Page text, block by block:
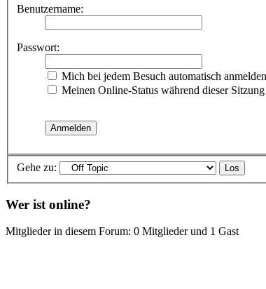
Benutzername:
Passwort:
Mich bei jedem Besuch automatisch anmelden
Meinen Online-Status während dieser
Gehe zu:
Wer ist online?
Mitglieder in diesem Forum: 0 Mitglieder und 1 Gast